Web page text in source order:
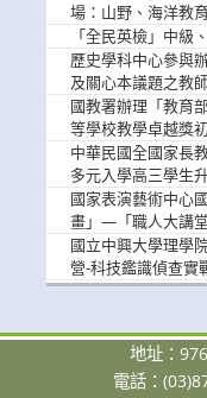
場：山野、海洋教
參加
「全民英檢」中級
歷史學科中心參與
及關心本議題之教
國教署辦理「教育
等學校教學卓越獎
中華民國全國家長
多元入學高三學生
國家表演藝術中心
畫」—「職人大講
參與。
國立中興大學理學
營-科技鑑識偵查實
加。
地址：
電話：